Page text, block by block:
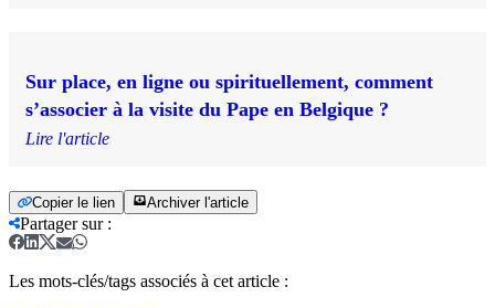
Sur place, en ligne ou spirituellement, comment
s’associer à la visite du Pape en Belgique ?
Lire l'article
Copier le lien Archiver l'article
Partager sur:
Les mots-clés/tags associés à cet article :